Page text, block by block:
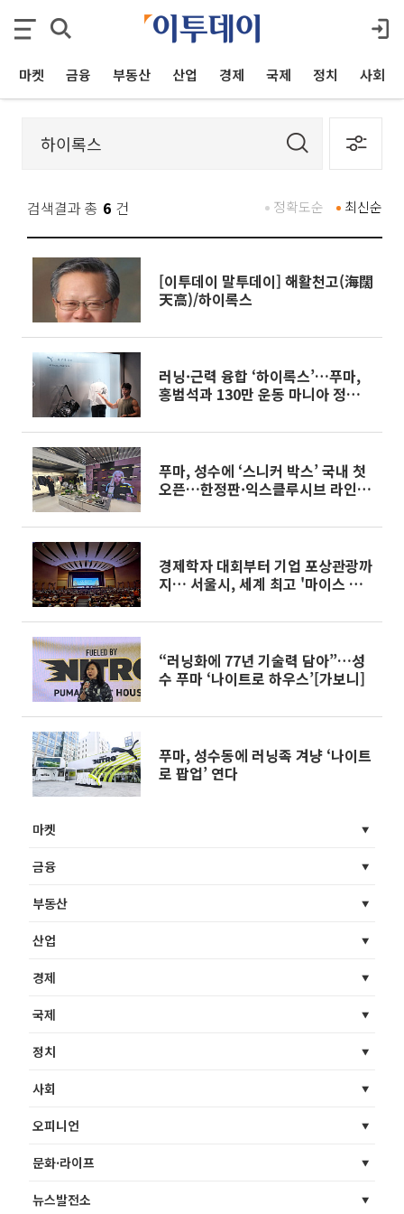
마켓 금융 부동산 산업 경제 국제 정치 사회
검색결과 총 6 건 최신순
정확도순
[이투데이 말투데이] 해활천고(海闊
天高)/하이록스
러닝·근력 융합 ‘하이록스’…푸마,
홍범석과 130만 운동 마니아 정조준
푸마, 성수에 ‘스니커 박스’ 국내 첫
오픈…한정판·익스클루시브 라인
경제학자 대회부터 기업 포상관광까
지… 서울시, 세계 최고 '마이스 도
“러닝화에 77년 기술력 담아”…성
수 푸마 ‘나이트로 하우스’[가보니]
푸마, 성수동에 러닝족 겨냥 ‘나이트
로 팝업’ 연다
마켓
금융
부동산
산업
경제
국제
정치
사회
오피니언
문화·라이프
뉴스발전소